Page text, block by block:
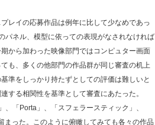
レイの応募作品は例年に比して少なめであっ
パネル、模型に依っての表現がなされなければ
から加わった映像部門ではコンピュター画面
も、多くの他部門の作品群が同じ審査の机上
準をしっかり持たずとしての評価は難しいと
する相関性を基準として審査にあたった。
「Porta」、「スフェラースティック」、
まった。このように俯瞰してみても各々の作品